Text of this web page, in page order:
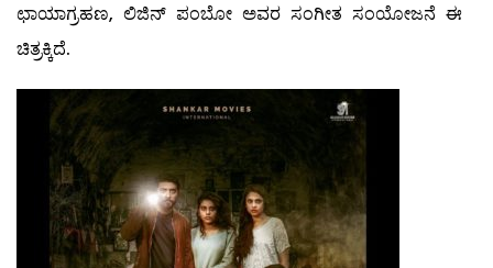
ಛಾಯಾಗ್ರಹಣ, ಲಿಜಿನ್ ಪಂಬೋ ಅವರ ಸಂಗೀತ ಸಂಯೋಜನೆ ಈ
ಚಿತ್ರಕ್ಕಿದೆ.